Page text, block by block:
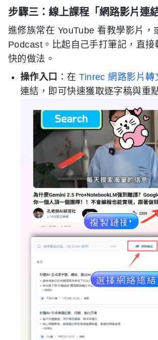
步驟三：線上課程「網路影片連
進修族常在 YouTube 看教學影片，
Podcast。比起自己手打筆記，直接
快的做法。
操作入口 ：在Tinrec 網路影片轉
連結，即可快速獲取逐字稿與重